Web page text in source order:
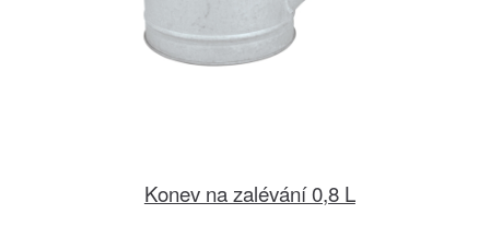
Konev na zalévání 0,8 L